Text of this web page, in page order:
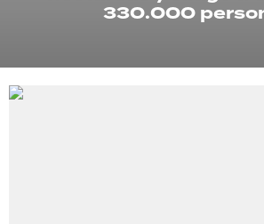
330.000
PALABRAS